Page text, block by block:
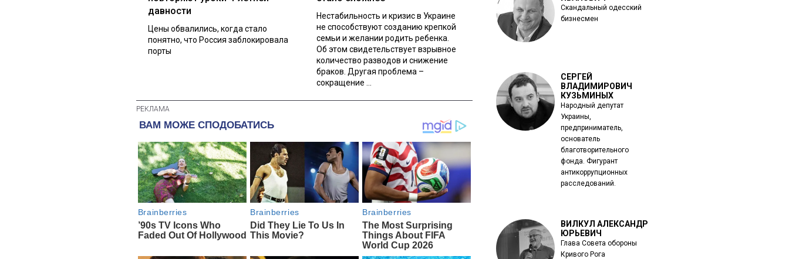
давности
Цены обвалились, когда стало
понятно, что Россия заблокировала
порты
Нестабильность и кризис в Украине
не способствуют созданию крепкой
семьи и желании родить ребенка.
Об этом свидетельствует взрывное
количество разводов и снижение
браков. Другая проблема –
сокращение ...
Скандальный одесский
бизнесмен
СЕРГЕЙ
ВЛАДИМИРОВИЧ
КУЗЬМИНЫХ
Народный депутат
Украины,
предприниматель,
основатель
благотворительного
фонда. Фигурант
антикоррупционных
расследований.
ВИЛКУЛ АЛЕКСАНДР
ЮРЬЕВИЧ
Глава Совета обороны
Кривого Рога